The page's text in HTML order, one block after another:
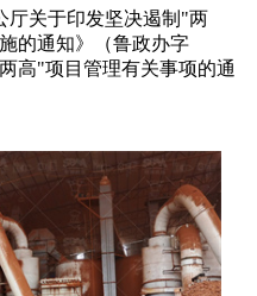
厅关于印发坚决遏制"两
的通知》（鲁政办字
高"项目管理有关事项的通